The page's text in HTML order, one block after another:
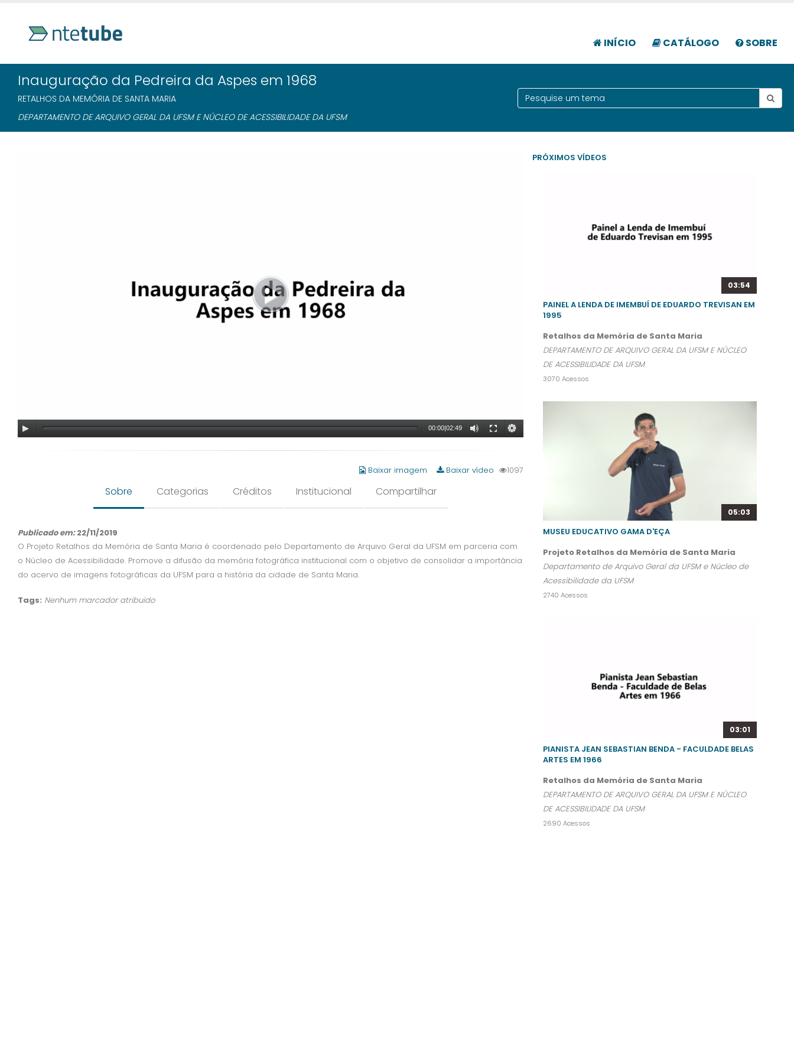
INÍCIO CATÁLOGO SOBRE
Inauguração da Pedreira da Aspes em 1968
RETALHOS DA MEMÓRIA DE SANTA MARIA
DEPARTAMENTO DE ARQUIVO GERAL DA UFSM E NÚCLEO DE ACESSIBILIDADE DA UFSM
00:00|02:49
Baixar imagem Baixar vídeo 1097
Sobre Categorias Créditos Institucional Compartilhar
Publicado em:22/11/2019
O Projeto Retalhos da Memória de Santa Maria é coordenado pelo Departamento de Arquivo Geral da UFSM em parceria com
o Núcleo de Acessibilidade. Promove a difusão da memória fotográfica institucional com o objetivo de consolidar a importância
do acervo de imagens fotográficas da UFSM para a história da cidade de Santa Maria.
Tags: Nenhum marcador atribuido
PRÓXIMOS VÍDEOS
03:54
PAINEL A LENDA DE IMEMBUÍ DE EDUARDO TREVISAN EM
1995
Retalhos da Memória de Santa Maria
DEPARTAMENTO DE ARQUIVO GERAL DA UFSM E NÚCLEO
DE ACESSIBILIDADE DA UFSM
3070 Acessos
05:03
MUSEU EDUCATIVO GAMA D'EÇA
Projeto Retalhos da Memória de Santa Maria
Departamento de Arquivo Geral da UFSM e Núcleo de
Acessibilidade da UFSM
2740 Acessos
03:01
PIANISTA JEAN SEBASTIAN BENDA - FACULDADE BELAS
ARTES EM 1966
Retalhos da Memória de Santa Maria
DEPARTAMENTO DE ARQUIVO GERAL DA UFSM E NÚCLEO
DE ACESSIBILIDADE DA UFSM
2690 Acessos